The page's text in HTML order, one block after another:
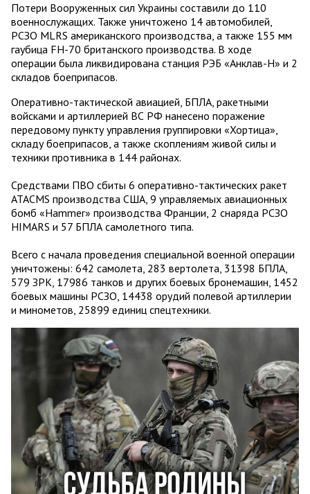
Потери Вооруженных сил Украины составили до 110
военнослужащих. Также уничтожено 14 автомобилей,
РСЗО MLRS американского производства, а также 155 мм
гаубица FH-70 британского производства. В ходе
операции была ликвидирована станция РЭБ «Анклав-Н» и 2
складов боеприпасов.
Оперативно-тактической авиацией, БПЛА, ракетными
войсками и артиллерией ВС РФ нанесено поражение
передовому пункту управления группировки «Хортица»,
складу боеприпасов, а также скоплениям живой силы и
техники противника в 144 районах.
Средствами ПВО сбиты 6 оперативно-тактических ракет
ATACMS производства США, 9 управляемых авиационных
бомб «Hammer» производства Франции, 2 снаряда РСЗО
HIMARS и 57 БПЛА самолетного типа.
Всего с начала проведения специальной военной операции
уничтожены: 642 самолета, 283 вертолета, 31398 БПЛА,
579 ЗРК, 17986 танков и других боевых бронемашин, 1452
боевых машины РСЗО, 14438 орудий полевой артиллерии
и минометов, 25899 единиц спецтехники.